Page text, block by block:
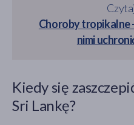
Choroby tropikalne
nimi
Kiedy się
Sri Lankę?